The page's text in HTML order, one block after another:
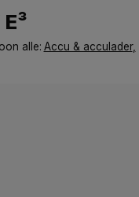
alle: Accu & acculader,